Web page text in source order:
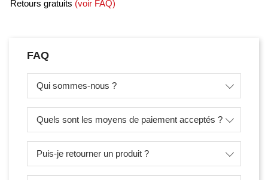
Retours gratuits (voir FAQ)
FAQ
Qui sommes-nous ?
Quels sont les moyens de paiement acceptés ?
Puis-je retourner un produit ?